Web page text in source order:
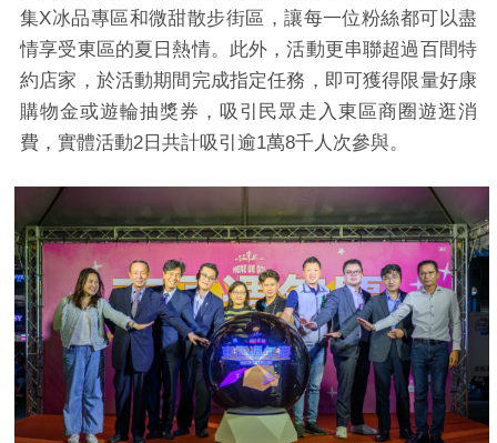
集X冰品專區和微甜散步街區，讓每一位粉絲都可以盡
情享受東區的夏日熱情。此外，活動更串聯超過百間特
約店家，於活動期間完成指定任務，即可獲得限量好康
購物金或遊輪抽獎券，吸引民眾走入東區商圈遊逛消
費，實體活動2日共計吸引逾1萬8千人次參與。